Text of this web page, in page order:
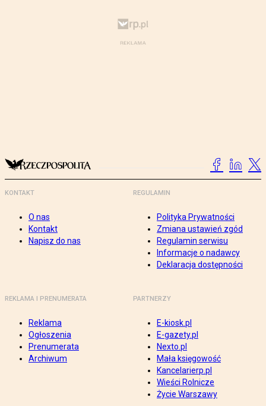
KONTAKT
O nas
Kontakt
Napisz do nas
REGULAMIN
Polityka Prywatności
Zmiana ustawień zgód
Regulamin serwisu
Informacje o nadawcy
Deklaracja dostępności
REKLAMA I PRENUMERATA
Reklama
Ogłoszenia
Prenumerata
Archiwum
PARTNERZY
E-kiosk.pl
E-gazety.pl
Nexto.pl
Mała księgowość
Kancelarierp.pl
Wieści Rolnicze
Życie Warszawy